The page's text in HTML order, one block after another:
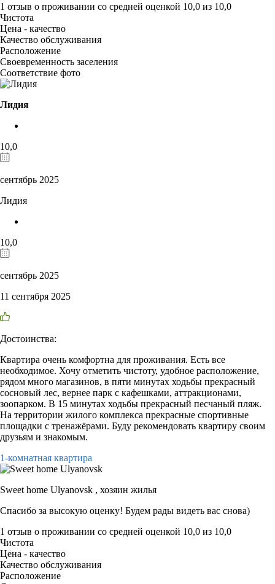
1 отзыв о проживании со средней оценкой 10,0 из 10,0
Чистота
Цена - качество
Качество обслуживания
Расположение
Своевременность заселения
Соответствие фото
Лидия
10,0
сентябрь 2025
Лидия
10,0
сентябрь 2025
11 сентября 2025
Достоинства:
Квартира очень комфортна для проживания. Есть все
необходимое. Хочу отметить чистоту, удобное расположение,
рядом много магазинов, в пяти минутах ходьбы прекрасный
сосновый лес, вернее парк с кафешками, аттракционами,
зоопарком. В 15 минутах ходьбы прекрасный песчаный пляж.
На территории жилого комплекса прекрасные спортивные
площадки с тренажёрами. Буду рекомендовать квартиру своим
друзьям и знакомым.
1-комнатная квартира
Sweet home Ulyanovsk , хозяин жилья
Спасибо за высокую оценку! Будем рады видеть вас снова)
1 отзыв о проживании со средней оценкой 10,0 из 10,0
Чистота
Цена - качество
Качество обслуживания
Расположение